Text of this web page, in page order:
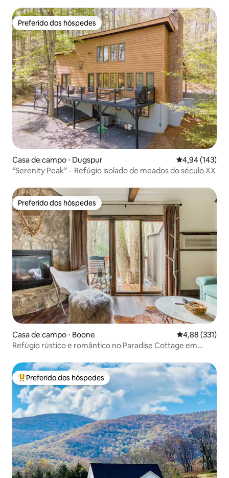
Preferido dos hóspedes
Preferido dos hóspedes
Casa de campo ⋅ Dugspur 4,94 de uma
4,94 (143)
“Serenity Peak” – Refúgio isolado de meados do século XX
Preferido dos hóspedes
Preferido dos hóspedes
Casa de campo ⋅ Boone 4,88 de uma
4,88 (331)
Refúgio rústico e romântico no Paradise Cottage em
Entre os melhores preferidos dos hóspedes
Preferido dos hóspedes